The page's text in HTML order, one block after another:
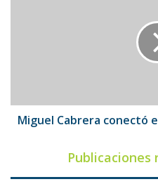
carrera
Miguel Cabrera conectó
Publicaciones